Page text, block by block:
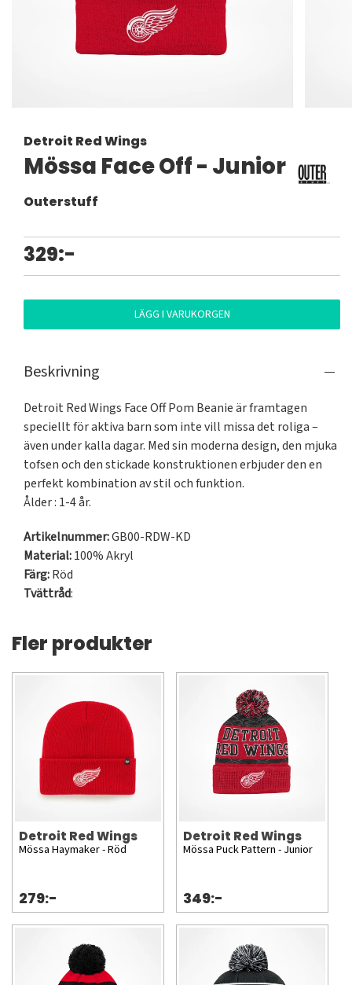
Detroit Red Wings
Mössa Face Off - Junior
Outerstuff
329:-
LÄGG I VARUKORGEN
Beskrivning
Detroit Red Wings Face Off Pom Beanie är framtagen
speciellt för aktiva barn som inte vill missa det roliga –
även under kalla dagar. Med sin moderna design, den mjuka
tofsen och den stickade konstruktionen erbjuder den en
perfekt kombination av stil och funktion.
Ålder : 1-4 år.
Artikelnummer:GB00-RDW-KD
Material:100% Akryl
Färg:Röd
Tvättråd:
Fler produkter
Detroit Red Wings
Mössa Haymaker - Röd
279:-
Detroit Red Wings
Mössa Puck Pattern - Junior
349:-